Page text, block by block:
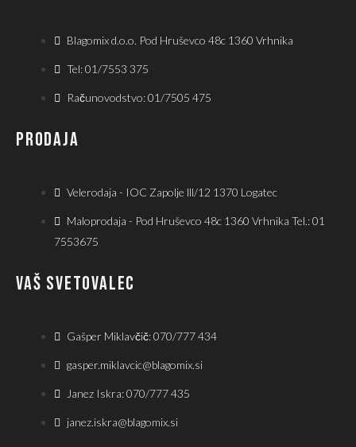
Blagomix d.o.o. Pod Hruševco 48c 1360 Vrhnika
Tel: 01/7553 375
Računovodstvo: 01/7505 475
PRODAJA
Velerodaja - IOC Zapolje lll/12 1370 Logatec
Maloprodaja - Pod Hruševco 48c 1360 Vrhnika Tel.: 01
7553675
VAŠ SVETOVALEC
Gašper Miklavčič: 070/777 434
gasper.miklavcic@blagomix.si
Janez Iskra: 070/777 435
janez.iskra@blagomix.si